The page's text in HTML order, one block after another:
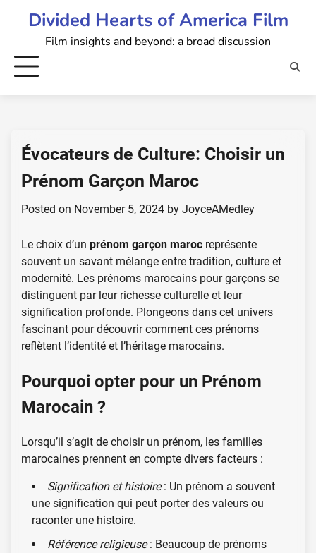
Divided Hearts of America Film
Film insights and beyond: a broad discussion
Évocateurs de Culture: Choisir un
Prénom Garçon Maroc
Posted on November 5, 2024 by JoyceAMedley
Le choix d’un prénom garçon maroc représente
souvent un savant mélange entre tradition, culture et
modernité. Les prénoms marocains pour garçons se
distinguent par leur richesse culturelle et leur
signification profonde. Plongeons dans cet univers
fascinant pour découvrir comment ces prénoms
reflètent l’identité et l’héritage marocains.
Pourquoi opter pour un Prénom
Marocain ?
Lorsqu’il s’agit de choisir un prénom, les familles
marocaines prennent en compte divers facteurs :
Signification et histoire: Un prénom a souvent
une signification qui peut porter des valeurs ou
raconter une histoire.
Référence religieuse: Beaucoup de prénoms